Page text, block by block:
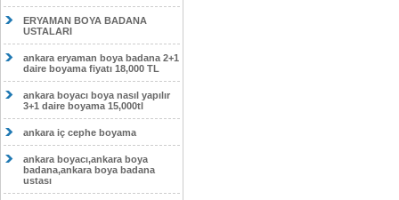
ERYAMAN BOYA BADANA
USTALARI
ankara eryaman boya badana 2+1
daire boyama fiyatı 18,000 TL
ankara boyacı boya nasıl yapılır
3+1 daire boyama 15,000tl
ankara iç cephe boyama
ankara boyacı,ankara boya
badana,ankara boya badana
ustası